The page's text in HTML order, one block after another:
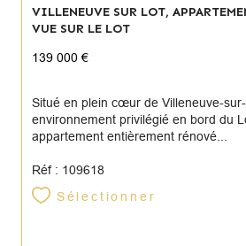
VILLENEUVE SUR LOT,
VUE SUR LE LOT
139 000 €
Situé en plein cœur de Villeneuve-
environnement privilégié en bord du
appartement entièrement rénové...
Réf : 109618
Sélectionner